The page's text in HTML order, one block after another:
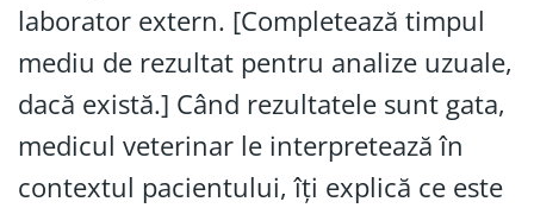
laborator extern. [Completează timpul
mediu de rezultat pentru analize uzuale,
dacă există.] Când rezultatele sunt gata,
medicul veterinar le interpretează în
contextul pacientului, îți explică ce este